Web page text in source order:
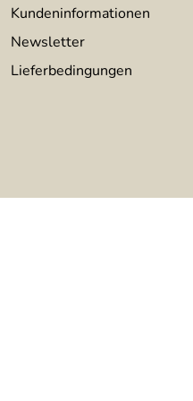
Kundeninformationen
Newsletter
Lieferbedingungen